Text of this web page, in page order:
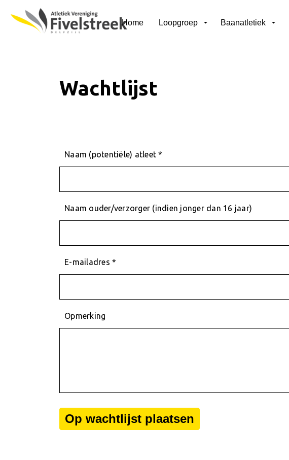
Home Loopgroep Baanatletiek
Wachtlijst
Naam (potentiële) atleet *
Naam ouder/verzorger (indien jonger dan 16 jaar)
E-mailadres *
Opmerking
Op wachtlijst plaatsen